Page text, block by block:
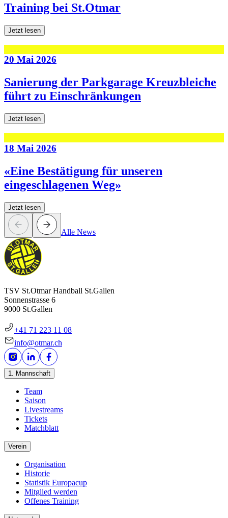
Training bei St.Otmar
Jetzt lesen
20 Mai 2026
Sanierung der Parkgarage Kreuzbleiche
führt zu Einschränkungen
Jetzt lesen
18 Mai 2026
«Eine Bestätigung für unseren
eingeschlagenen Weg»
Jetzt lesen
Alle News
TSV St.Otmar Handball St.Gallen
Sonnenstrasse 6
9000 St.Gallen
+41 71 223 11 08
info@otmar.ch
1. Mannschaft
Team
Saison
Livestreams
Tickets
Matchblatt
Verein
Organisation
Historie
Statistik Europacup
Mitglied werden
Offenes Training